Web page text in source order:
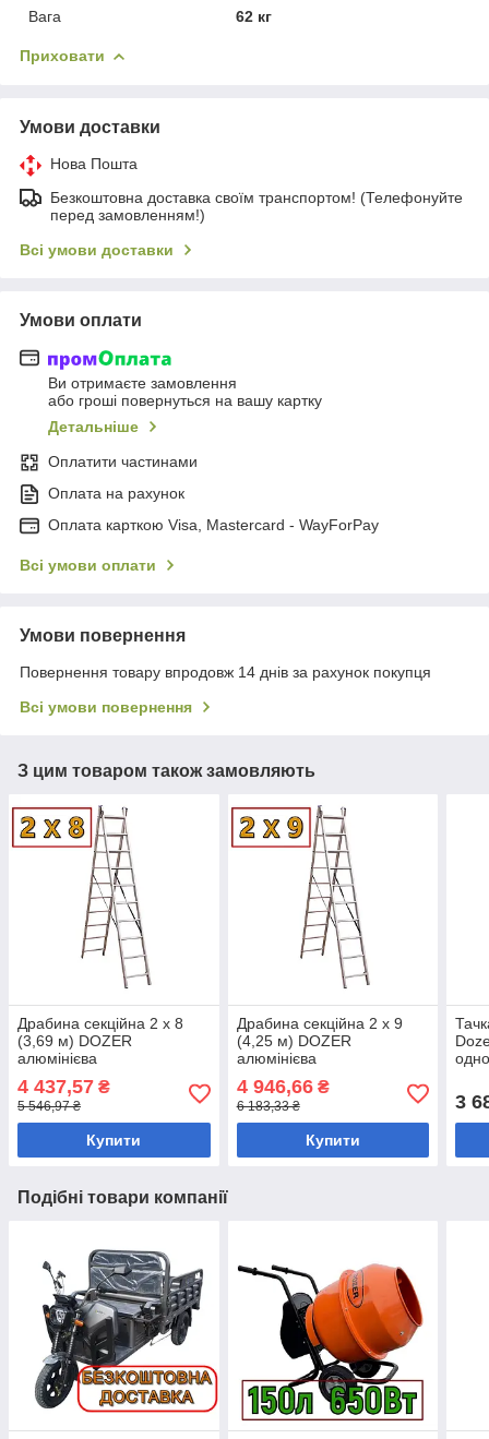
Вага 62 кг
Приховати
Умови доставки
Нова Пошта
Безкоштовна доставка своїм транспортом! (Телефонуйте
перед замовленням!)
Всі умови доставки
Умови оплати
Ви отримаєте замовлення
або гроші повернуться на вашу картку
Детальніше
Оплатити частинами
Оплата на рахунок
Оплата карткою Visa, Mastercard - WayForPay
Всі умови оплати
Умови повернення
Повернення товару впродовж 14 днів за рахунок покупця
Всі умови повернення
З цим товаром також замовляють
Драбина секційна 2 х 8
(3,69 м) DOZER
алюмінієва
4 437,57 ₴
5 546,97 ₴
Купити
Драбина секційна 2 х 9
(4,25 м) DOZER
алюмінієва
4 946,66₴
6 183,33 ₴
Купити
3
Подібні товари компанії